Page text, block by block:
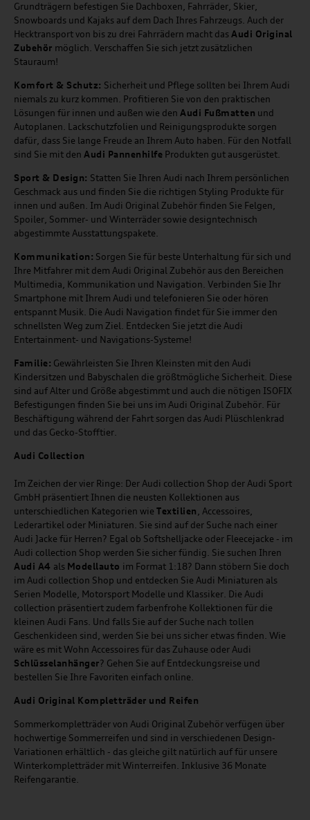
Grundträgern befestigen Sie Dachboxen, Fahrräder, Skier,
Snowboards und Kajaks auf dem Dach Ihres Fahrzeugs. Auch der
Hecktransport von bis zu drei Fahrrädern macht dasAudi Original
Zubehör möglich. Verschaffen Sie sich jetzt zusätzlichen
Stauraum!
Komfort & Schutz: Sicherheit und Pflege sollten bei Ihrem Audi
niemals zu kurz kommen. Profitieren Sie von den praktischen
Lösungen für innen und außen wie den Audi Fußmatten und
Autoplanen. Lackschutzfolien und Reinigungsprodukte sorgen
dafür, dass Sie lange Freude an Ihrem Auto haben. Für den Notfall
sind Sie mit den Audi Pannenhilfe Produkten gut ausgerüstet.
Sport & Design: Statten Sie Ihren Audi nach Ihrem persönlichen
Geschmack aus und finden Sie die richtigen Styling Produkte für
innen und außen. Im Audi Original Zubehör finden Sie Felgen,
Spoiler, Sommer- und Winterräder sowie designtechnisch
abgestimmte Ausstattungspakete.
Kommunikation: Sorgen Sie für beste Unterhaltung für sich und
Ihre Mitfahrer mit dem Audi Original Zubehör aus den Bereichen
Multimedia, Kommunikation und Navigation. Verbinden Sie Ihr
Smartphone mit Ihrem Audi und telefonieren Sie oder hören
entspannt Musik. Die Audi Navigation findet für Sie immer den
schnellsten Weg zum Ziel. Entdecken Sie jetzt die Audi
Entertainment- und Navigations-Systeme!
Familie: Gewährleisten Sie Ihren Kleinsten mit den Audi
Kindersitzen und Babyschalen die größtmögliche Sicherheit. Diese
sind auf Alter und Größe abgestimmt und auch die nötigen ISOFIX
Befestigungen finden Sie bei uns im Audi Original Zubehör. Für
Beschäftigung während der Fahrt sorgen das Audi Plüschlenkrad
und das Gecko-Stofftier.
Audi Collection
Im Zeichen der vier Ringe: Der Audi collection Shop der Audi Sport
GmbH präsentiert Ihnen die neusten Kollektionen aus
unterschiedlichen Kategorien wie Textilien, Accessoires,
Lederartikel oder Miniaturen. Sie sind auf der Suche nach einer
Audi Jacke für Herren? Egal ob Softshelljacke oder Fleecejacke - im
Audi collection Shop werden Sie sicher fündig. Sie suchen Ihren
Audi A4 als Modellauto im Format 1:18? Dann stöbern Sie doch
im Audi collection Shop und entdecken Sie Audi Miniaturen als
Serien Modelle, Motorsport Modelle und Klassiker. Die Audi
collection präsentiert zudem farbenfrohe Kollektionen für die
kleinen Audi Fans. Und falls Sie auf der Suche nach tollen
Geschenkideen sind, werden Sie bei uns sicher etwas finden. Wie
wäre es mit Wohn Accessoires für das Zuhause oder Audi
Schlüsselanhänger? Gehen Sie auf Entdeckungsreise und
bestellen Sie Ihre Favoriten einfach online.
Audi Original Kompletträder und Reifen
Sommerkompletträder von Audi Original Zubehör verfügen über
hochwertige Sommerreifen und sind in verschiedenen Design-
Variationen erhältlich - das gleiche gilt natürlich auf für unsere
Winterkompletträder mit Winterreifen. Inklusive 36 Monate
Reifengarantie.